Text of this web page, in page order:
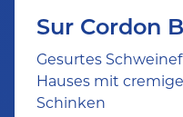
Sur Cordon
Gesurtes
Hauses mit
Schinken